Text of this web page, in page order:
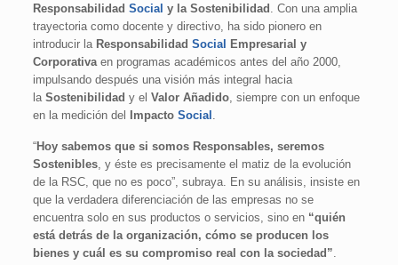
ResponsabilidadSocial y la Sostenibilidad . Con una amplia
trayectoria como docente y directivo, ha sido pionero en
introducir la ResponsabilidadSocial Empresarial y
Corporativa en programas académicos antes del año 2000,
impulsando después una visión más integral hacia
laSostenibilidad y elValor Añadido , siempre con un enfoque
en la medición del ImpactoSocial
“Hoy sabemos que si somos Responsables, seremos
Sostenibles , y éste es precisamente el matiz de la evolución
de la RSC, que no es poco”, subraya. En su análisis, insiste en
que la verdadera diferenciación de las empresas no se
encuentra solo en sus productos o servicios, sino en “quién
está detrás de la organización, cómo se producen los
bienes y cuál es su compromiso real con la sociedad”